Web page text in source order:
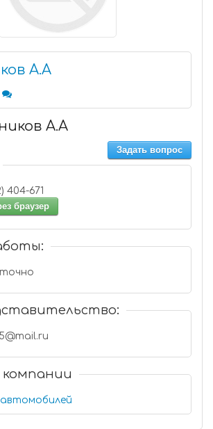
А.А
А.А
Задать вопрос
+7 (3952) 404-671
браузер